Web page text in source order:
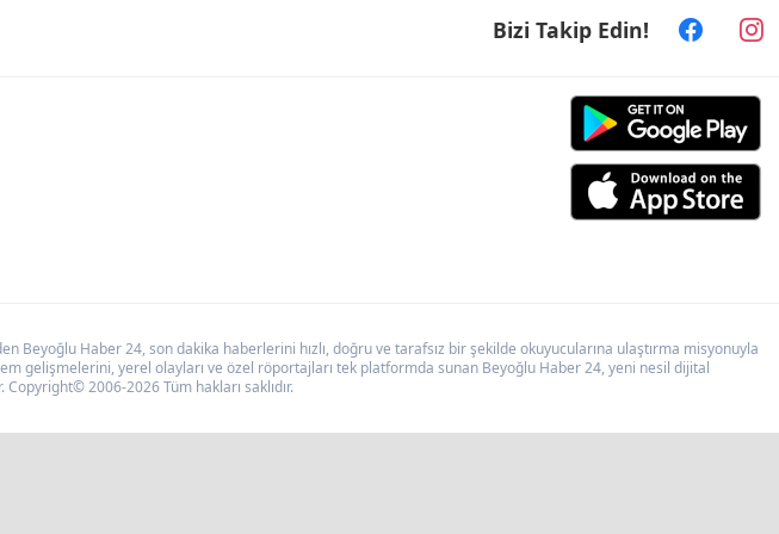
Bizi Takip Edin!
Beyoğlu Haber 24, son dakika haberlerini hızlı, doğru ve tarafsız bir şekilde okuyucularına ulaştırma misyonuyla
gelişmelerini, yerel olayları ve özel röportajları tek platformda sunan Beyoğlu Haber 24, yeni nesil dijital
Copyright© 2006-2026 Tüm hakları saklıdır.